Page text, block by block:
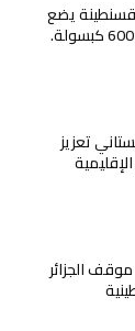
قسنطينة يضع
تعزيز
الجزائر